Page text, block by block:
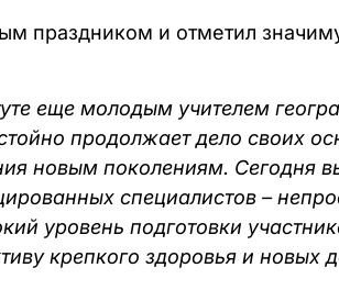
праздником и отметил
еще молодым учителем
продолжает дело своих
новым поколениям. Сегодня
специалистов –
уровень подготовки
крепкого здоровья и